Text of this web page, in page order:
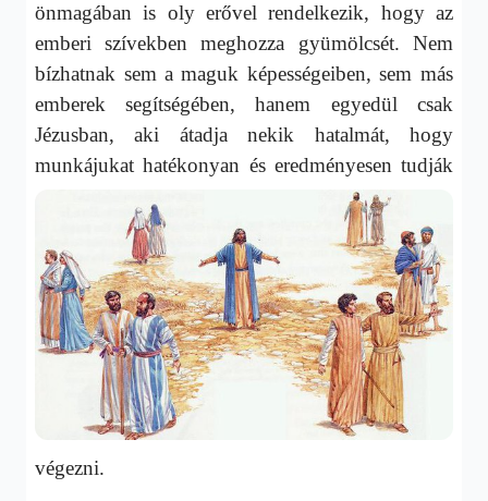
önmagában is oly erővel rendelkezik, hogy az
emberi szívekben meghozza gyümölcsét. Nem
bízhatnak sem a maguk képességeiben, sem más
emberek segítségében, hanem egyedül csak
Jézusban, aki átadja nekik hatalmát, hogy
munkájukathatékonyan és eredményesen tudják
végezni.